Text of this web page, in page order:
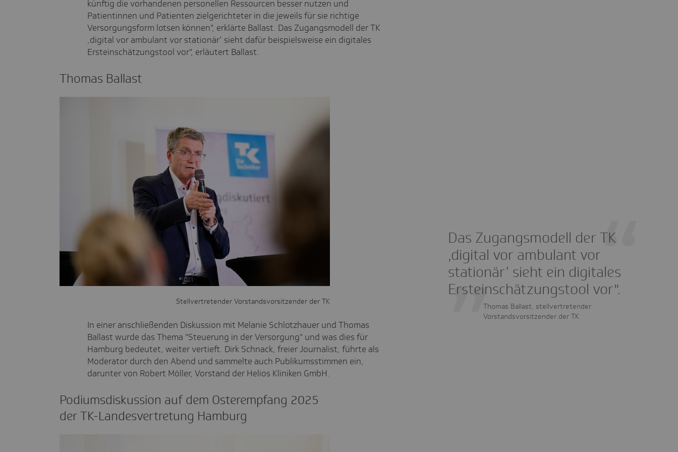
künftig die vorhandenen personellen Ressourcen besser nutzen und
Patientinnen und Patienten zielgerichteter in die jeweils für sie richtige
Versorgungsform lotsen können", erklärte Ballast. Das Zugangsmodell der TK
‚digital vor ambulant vor stationär‘ sieht dafür beispielsweise ein digitales
Ersteinschätzungstool vor", erläutert Ballast.
Thomas Ballast
Stellvertretender Vorstandsvorsitzender der TK
Das Zugangsmodell der TK
‚digital vor ambulant vor
stationär‘ sieht ein digitales
Ersteinschätzungstool vor".
Thomas Ballast, stellvertretender
Vorstandsvorsitzender der TK
In einer anschließenden Diskussion mit Melanie Schlotzhauer und Thomas
Ballast wurde das Thema "Steuerung in der Versorgung" und was dies für
Hamburg bedeutet, weiter vertieft. Dirk Schnack, freier Journalist, führte als
Moderator durch den Abend und sammelte auch Publikumsstimmen ein,
darunter von Robert Möller, Vorstand der Helios Kliniken GmbH.
Podi­ums­dis­kus­sion auf dem Oster­emp­fang 2025
der TK-Landes­ver­tre­tung Hamburg